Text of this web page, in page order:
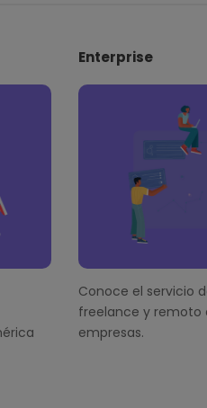
Enterprise
Conoce el servicio
freelance y remoto
empresas.